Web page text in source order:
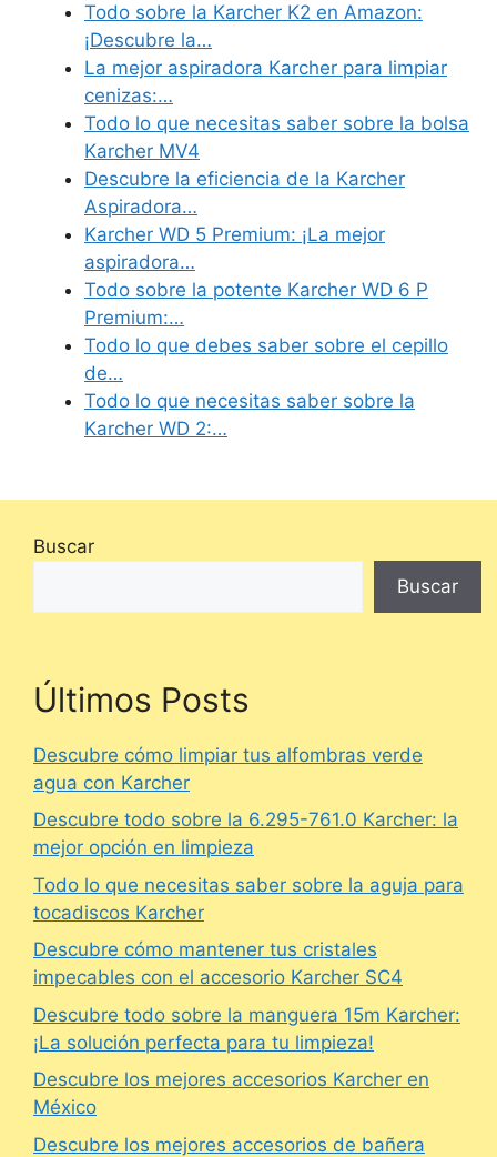
Todo sobre la Karcher K2 en Amazon:
¡Descubre la…
La mejor aspiradora Karcher para limpiar
cenizas:…
Todo lo que necesitas saber sobre la bolsa
Karcher MV4
Descubre la eficiencia de la Karcher
Aspiradora…
Karcher WD 5 Premium: ¡La mejor
aspiradora…
Todo sobre la potente Karcher WD 6 P
Premium:…
Todo lo que debes saber sobre el cepillo
de…
Todo lo que necesitas saber sobre la
Karcher WD 2:…
Buscar
Buscar
Últimos Posts
Descubre cómo limpiar tus alfombras verde
agua con Karcher
Descubre todo sobre la 6.295-761.0 Karcher: la
mejor opción en limpieza
Todo lo que necesitas saber sobre la aguja para
tocadiscos Karcher
Descubre cómo mantener tus cristales
impecables con el accesorio Karcher SC4
Descubre todo sobre la manguera 15m Karcher:
¡La solución perfecta para tu limpieza!
Descubre los mejores accesorios Karcher en
México
Descubre los mejores accesorios de bañera